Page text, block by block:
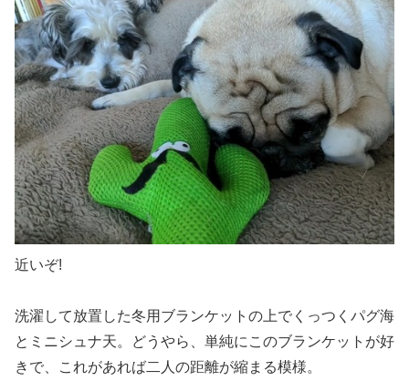
近いぞ!
洗濯して放置した冬用ブランケットの上でくっつくパグ海
とミニシュナ天。どうやら、単純にこのブランケットが好
きで、これがあれば二人の距離が縮まる模様。